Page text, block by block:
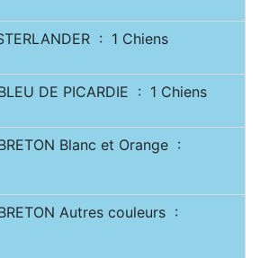
: 1 Chiens
DE PICARDIE : 1 Chiens
Blanc et Orange :
Autres couleurs :